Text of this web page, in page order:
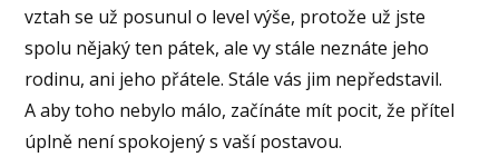
vztah se už posunul o level výše, protože už jste
spolu nějaký ten pátek, ale vy stále neznáte jeho
rodinu, ani jeho přátele. Stále vás jim nepředstavil.
A aby toho nebylo málo, začínáte mít pocit, že přítel
úplně není spokojený s vaší postavou.